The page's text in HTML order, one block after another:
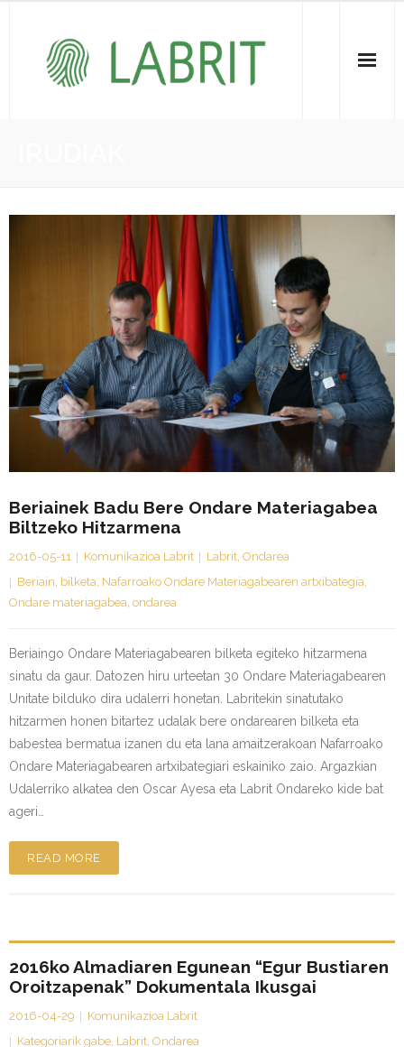
- KOI-aren bilketa | Recopilación del PCI
- KOI-aren kudeaketa | Gestión del PCI
- Jabetza intelektuala | Propiedad intelectual
Vitagrama
Kontaktua | Contacto
Beriainek Badu Bere Ondare Materiagabea
Biltzeko Hitzarmena
2016-05-11 Komunikazioa Labrit Labrit, Ondarea
Beriain, bilketa, Nafarroako Ondare Materiagabearen artxibategia,
Ondare materiagabea, ondarea
Beriaingo Ondare Materiagabearen bilketa egiteko hitzarmena
sinatu da gaur. Datozen hiru urteetan 30 Ondare Materiagabearen
Unitate bilduko dira udalerri honetan. Labritekin sinatutako
hitzarmen honen bitartez udalak bere ondarearen bilketa eta
babestea bermatua izanen du eta lana amaitzerakoan Nafarroako
Ondare Materiagabearen artxibategiari eskainiko zaio. Argazkian
Udalerriko alkatea den Oscar Ayesa eta Labrit Ondareko kide bat
ageri…
READ MORE
2016ko Almadiaren Egunean “Egur Bustiaren
Oroitzapenak” Dokumentala Ikusgai
2016-04-29
Komunikazioa Labrit
Kategoriarik gabe, Labrit, Ondarea